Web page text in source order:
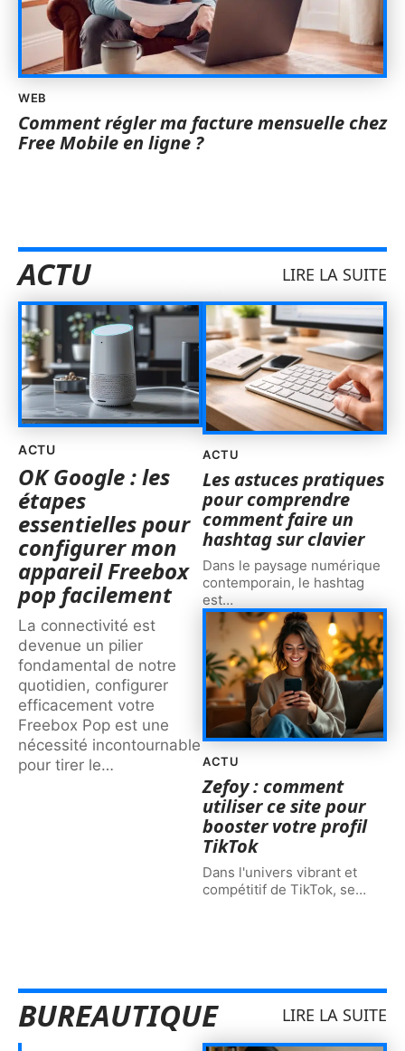
WEB
Comment régler ma facture mensuelle chez
Free Mobile en ligne ?
ACTU LIRE LA SUITE
ACTU
OK Google : les
étapes
essentielles pour
configurer mon
appareil Freebox
pop facilement
La connectivité est
devenue un pilier
fondamental de notre
quotidien, configurer
efficacement votre
Freebox Pop est une
nécessité incontournable
pour tirer le…
ACTU
Les astuces pratiques
pour comprendre
comment faire un
hashtag sur clavier
Dans le paysage numérique
contemporain, le hashtag
est…
ACTU
Zefoy : comment
utiliser ce site pour
booster votre profil
TikTok
Dans l'univers vibrant et
compétitif de TikTok, se…
BUREAUTIQUE LIRE LA SUITE